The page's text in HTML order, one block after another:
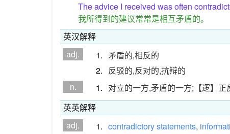
The advice I received was often
我所得到的建议常常是相互矛盾的。
英汉解释
adj.
1. 矛盾的,相反的
2. 反驳的,反对的,抗辩的
n.
1. 对立的一方,矛盾的一方;【逻】正
英英解释
adj.
1. contradictorystatements,